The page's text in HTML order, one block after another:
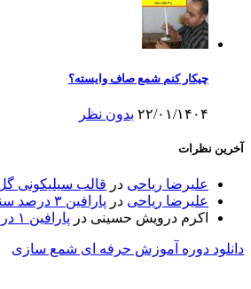
چیکار کنم شمع صاف وایسته؟
۲۲/۰۱/۱۴۰۴ بدون نظر
آخرین نظرات
علیرضا ریاحی در قالب سیلیکونی
علیرضا ریاحی در پارافین ۳ درصد سنگین
اکرم درویش حسینی در پارافین ۱ درصد سنگین
دانلود دوره آموزش حرفه ای شمع سازی